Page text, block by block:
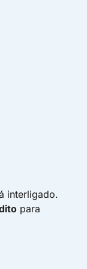
interligado.
para